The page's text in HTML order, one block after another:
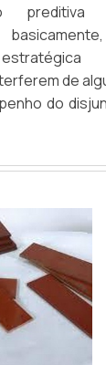
preditiva
de
do
SAIBA
DE REDUÇÃO
garantir
visto
dos
a vida útil
a
por um